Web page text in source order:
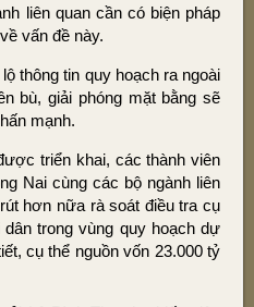
liên quan cần có biện pháp
vấn đề này.
thông tin quy hoạch ra ngoài
bù, giải phóng mặt bằng sẽ
mạnh.
triển khai, các thành viên
Nai cùng các bộ ngành liên
hơn nữa rà soát điều tra cụ
trong vùng quy hoạch dự
cụ thể nguồn vốn 23.000 tỷ